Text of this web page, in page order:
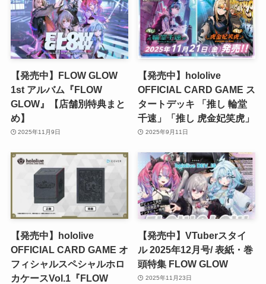
【発売中】FLOW GLOW
1st アルバム『FLOW
GLOW』【店舗別特典まと
め】
2025年11月9日
【発売中】hololive
OFFICIAL CARD GAME ス
タートデッキ 「推し 輪堂
千速」「推し 虎金妃笑虎」
2025年9月11日
【発売中】hololive
OFFICIAL CARD GAME オ
フィシャルスペシャルホロ
カケースVol.1『FLOW
【発売中】VTuberスタイ
ル 2025年12月号/ 表紙・巻
頭特集 FLOW GLOW
2025年11月23日